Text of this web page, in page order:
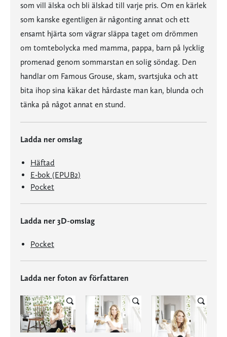
som vill älska och bli älskad till varje pris. Om en kärlek
som kanske egentligen är någonting annat och ett
ensamt hjärta som vägrar släppa taget om drömmen
om tomtebolycka med mamma, pappa, barn på lycklig
promenad genom sommarstan en solig söndag. Den
handlar om Famous Grouse, skam, svartsjuka och att
bita ihop sina käkar det hårdaste man kan, blunda och
tänka på något annat en stund.
Ladda ner omslag
Häftad
E-bok (EPUB2)
Pocket
Ladda ner 3D-omslag
Pocket
Ladda ner foton av författaren